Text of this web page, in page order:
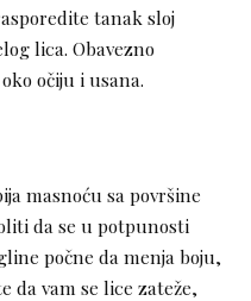
tanak sloj
lica. Obavezno
očiju i usana.
masnoću sa površine
da se u potpunosti
počne da menja boju,
da vam se lice zateže,